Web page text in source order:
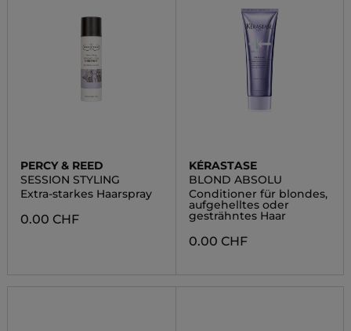
PERCY & REED
SESSION STYLING
Extra-starkes Haarspray
0.00 CHF
KÉRASTASE
BLOND ABSOLU
Conditioner für blondes,
aufgehelltes oder
gesträhntes Haar
0.00 CHF